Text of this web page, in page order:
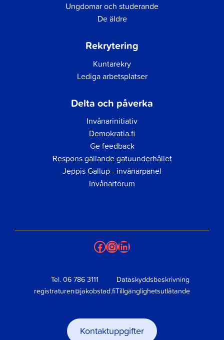
Ungdomar och studerande
De äldre
Rekrytering
Kuntarekry
Lediga arbetsplatser
Delta och påverka
Invånarinitiativ
Demokratia.fi
Ge feedback
Respons gällande gatuunderhållet
Jeppis Gallup - invånarpanel
Invånarforum
Facebook
Instagram
LinkedIn
Tel. 06 786 3111
registraturen@jakobstad.fi
Dataskyddsbeskrivning
Tillgänglighetsutlåtande
Kontaktuppgifter